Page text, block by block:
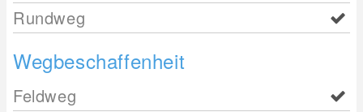
Rundweg
Wegbeschaffenheit
Feldweg